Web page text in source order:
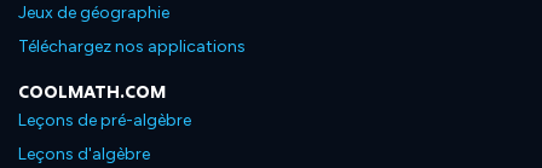
Jeux de géographie
Téléchargez nos applications
COOLMATH.COM
Leçons de pré-algèbre
Leçons d'algèbre